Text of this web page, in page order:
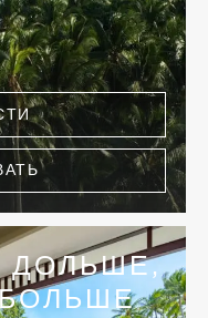
ДОЛЬШЕ,